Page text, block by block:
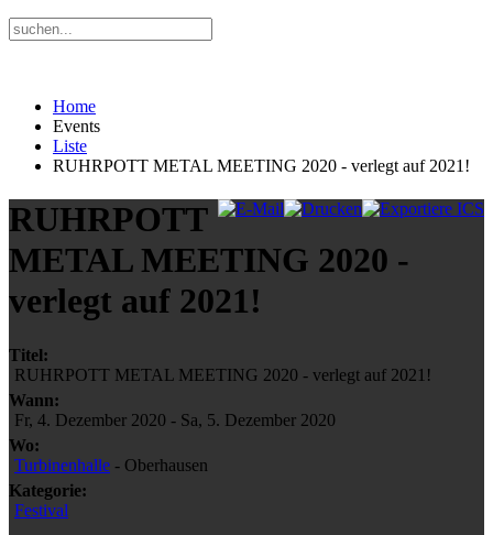
Home
Events
Liste
RUHRPOTT METAL MEETING 2020 - verlegt auf 2021!
RUHRPOTT
METAL MEETING 2020 -
verlegt auf 2021!
Titel:
RUHRPOTT METAL MEETING 2020 - verlegt auf 2021!
Wann:
Fr, 4. Dezember 2020 - Sa, 5. Dezember 2020
Wo:
Turbinenhalle - Oberhausen
Kategorie:
Festival